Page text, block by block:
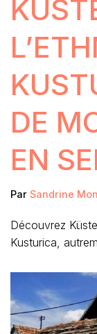
DE
EN
Par Sandrine
Découvrez
Kusturica,